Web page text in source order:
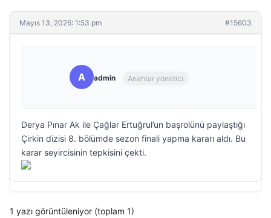
Mayıs 13, 2026: 1:53 pm #15603
A admin Anahtar yönetici
Derya Pınar Ak ile Çağlar Ertuğrul’un başrolünü paylaştığı
Çirkin dizisi 8. bölümde sezon finali yapma kararı aldı. Bu
karar seyircisinin tepkisini çekti.
1 yazı görüntüleniyor (toplam 1)